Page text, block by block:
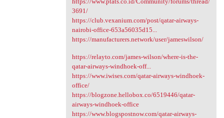
3691/
https://club.vexanium.com/post/qatar-airways-
nairobi-office-653a56035d15...
https://manufacturers.network/user/jameswilson/
https://relayto.com/james-wilson/where-is-the-
qatar-airways-windhoek-off...
https://www.iwises.com/qatar-airways-windhoek-
office/
https://blogzone.hellobox.co/6519446/qatar-
airways-windhoek-office
https://www.blogspostnow.com/qatar-airways-